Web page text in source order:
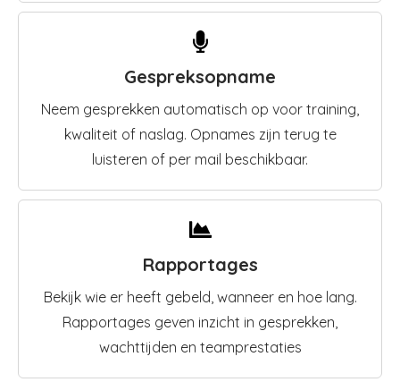
Gespreksopname
Neem gesprekken automatisch op voor training,
kwaliteit of naslag. Opnames zijn terug te
luisteren of per mail beschikbaar.
Rapportages
Bekijk wie er heeft gebeld, wanneer en hoe lang.
Rapportages geven inzicht in gesprekken,
wachttijden en teamprestaties